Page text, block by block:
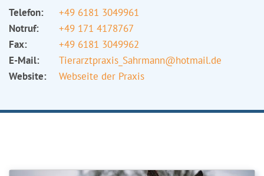
Telefon:
+49 6181 3049961
Notruf:
+49 171 4178767
Fax:
+49 6181 3049962
E-Mail:
Tierarztpraxis_Sahrmann@hotmail.de
Website:
Webseite der Praxis